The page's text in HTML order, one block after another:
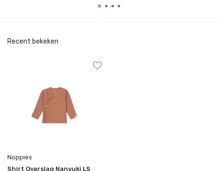
Recent bekeken
Noppies
Shirt Overslag Nanyuki LS